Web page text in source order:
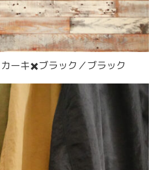
ーキ✖️ブラック／ブラック